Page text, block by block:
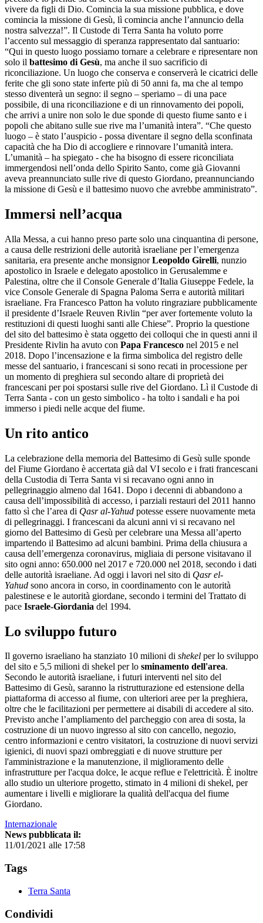
vivere da figli di Dio. Comincia la sua missione pubblica, e dove
comincia la missione di Gesù, lì comincia anche l’annuncio della
nostra salvezza!”. Il Custode di Terra Santa ha voluto porre
l’accento sul messaggio di speranza rappresentato dal santuario:
“Qui in questo luogo possiamo tornare a celebrare e ripresentare non
solo il battesimo di Gesù, ma anche il suo sacrificio di
riconciliazione. Un luogo che conserva e conserverà le cicatrici delle
ferite che gli sono state inferte più di 50 anni fa, ma che al tempo
stesso diventerà un segno: il segno – speriamo – di una pace
possibile, di una riconciliazione e di un rinnovamento dei popoli,
che arrivi a unire non solo le due sponde di questo fiume santo e i
popoli che abitano sulle sue rive ma l’umanità intera”. “Che questo
luogo – è stato l’auspicio - possa diventare il segno della sconfinata
capacità che ha Dio di accogliere e rinnovare l’umanità intera.
L’umanità – ha spiegato - che ha bisogno di essere riconciliata
immergendosi nell’onda dello Spirito Santo, come già Giovanni
aveva preannunciato sulle rive di questo Giordano, preannunciando
la missione di Gesù e il battesimo nuovo che avrebbe amministrato”.
Immersi nell’acqua
Alla Messa, a cui hanno preso parte solo una cinquantina di persone,
a causa delle restrizioni delle autorità israeliane per l’emergenza
sanitaria, era presente anche monsignorLeopoldo Girelli, nunzio
apostolico in Israele e delegato apostolico in Gerusalemme e
Palestina, oltre che il Console Generale d’Italia Giuseppe Fedele, la
vice Console Generale di Spagna Paloma Serra e autorità militari
israeliane. Fra Francesco Patton ha voluto ringraziare pubblicamente
il presidente d’Israele Reuven Rivlin “per aver fortemente voluto la
restituzioni di questi luoghi santi alle Chiese”. Proprio la questione
del sito del battesimo è stata oggetto dei colloqui che in questi anni il
Presidente Rivlin ha avuto con Papa Francesco nel 2015 e nel
2018. Dopo l’incensazione e la firma simbolica del registro delle
messe del santuario, i francescani si sono recati in processione per
un momento di preghiera sul secondo altare di proprietà dei
francescani per poi spostarsi sulle rive del Giordano. Lì il Custode di
Terra Santa - con un gesto simbolico - ha tolto i sandali e ha poi
immerso i piedi nelle acque del fiume.
Un rito antico
La celebrazione della memoria del Battesimo di Gesù sulle sponde
del Fiume Giordano è accertata già dal VI secolo e i frati francescani
della Custodia di Terra Santa vi si recavano ogni anno in
pellegrinaggio almeno dal 1641. Dopo i decenni di abbandono a
causa dell’impossibilità di accesso, i parziali restauri del 2011 hanno
fatto sì che l’area di Qasr al-Yahud potesse essere nuovamente meta
di pellegrinaggi. I francescani da alcuni anni vi si recavano nel
giorno del Battesimo di Gesù per celebrare una Messa all’aperto
impartendo il Battesimo ad alcuni bambini. Prima della chiusura a
causa dell’emergenza coronavirus, migliaia di persone visitavano il
sito ogni anno: 650.000 nel 2017 e 720.000 nel 2018, secondo i dati
delle autorità israeliane. Ad oggi i lavori nel sito di Qasr el-
Yahud sono ancora in corso, in coordinamento con le autorità
palestinese e le autorità giordane, secondo i termini del Trattato di
pace Israele-Giordania del 1994.
Lo sviluppo futuro
Il governo israeliano ha stanziato 10 milioni di shekel per lo sviluppo
del sito e 5,5 milioni di shekel per lo sminamento dell'area.
Secondo le autorità israeliane, i futuri interventi nel sito del
Battesimo di Gesù, saranno la ristrutturazione ed estensione della
piattaforma di accesso al fiume, con ulteriori aree per la preghiera,
oltre che le facilitazioni per permettere ai disabili di accedere al sito.
Previsto anche l’ampliamento del parcheggio con area di sosta, la
costruzione di un nuovo ingresso al sito con cancello, negozio,
centro informazioni e centro visitatori, la costruzione di nuovi servizi
igienici, di nuovi spazi ombreggiati e di nuove strutture per
l'amministrazione e la manutenzione, il miglioramento delle
infrastrutture per l'acqua dolce, le acque reflue e l'elettricità. È inoltre
allo studio un ulteriore progetto, stimato in 4 milioni di shekel, per
aumentare i livelli e migliorare la qualità dell'acqua del fiume
Giordano.
Internazionale
News pubblicata il:
11/01/2021 alle 17:58
Tags
Terra Santa
Condividi